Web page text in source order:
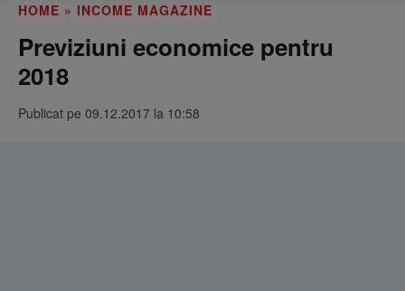
HOME » INCOME MAGAZINE
Previziuni economice pentru
2018
Publicat pe 09.12.2017 la 10:58